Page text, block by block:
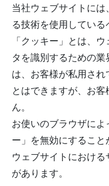
当社ウェブサイトに
る技術を使用している
「クッキー」とは、
タを識別するための業
は、お客様が私用さ
とはできますが、お
ん。
お使いのブラウザに
ー」を無効にするこ
ウェブサイトにおけ
があります。